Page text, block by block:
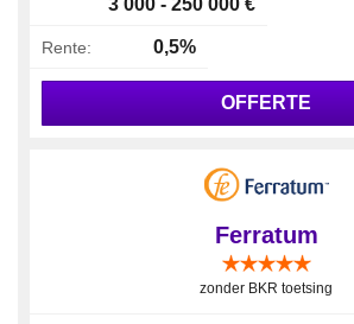
Rente: 0,5%
OFFERTE
Ferratum
zonder BKR toetsing